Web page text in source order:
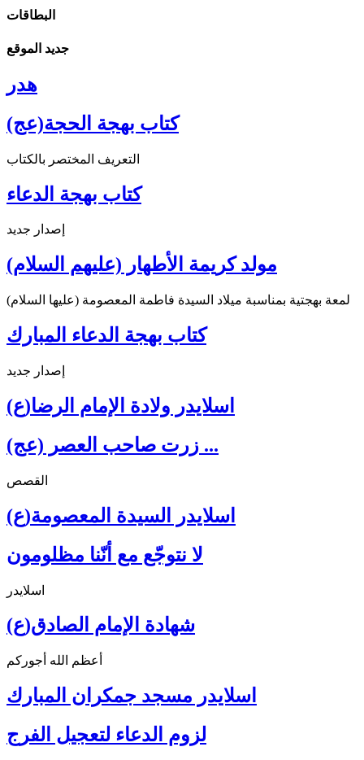
البطاقات
جديد الموقع
هدر
كتاب بهجة الحجة(عج)
التعريف المختصر بالكتاب
كتاب بهجة الدعاء
إصدار جديد
مولد كريمة الأطهار (عليهم السلام)
لمعة بهجتية بمناسبة ميلاد السيدة فاطمة المعصومة (عليها السلام)
كتاب بهجة الدعاء المبارك
إصدار جديد
اسلايدر ولادة الإمام الرضا(ع)
زرت صاحب العصر (عج) ...
القصص
اسلايدر السيدة المعصومة(ع)
لا نتوجّع مع أنّنا مظلومون
اسلايدر
شهادة الإمام الصادق(ع)
أعظم الله أجوركم
اسلايدر مسجد جمكران المبارك
لزوم الدعاء لتعجيل الفرج